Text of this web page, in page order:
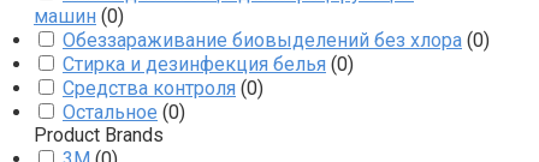
машин (0)
Обеззараживание биовыделений без хлора (0)
Стирка и дезинфекция белья (0)
Средства контроля (0)
Остальное (0)
Product Brands